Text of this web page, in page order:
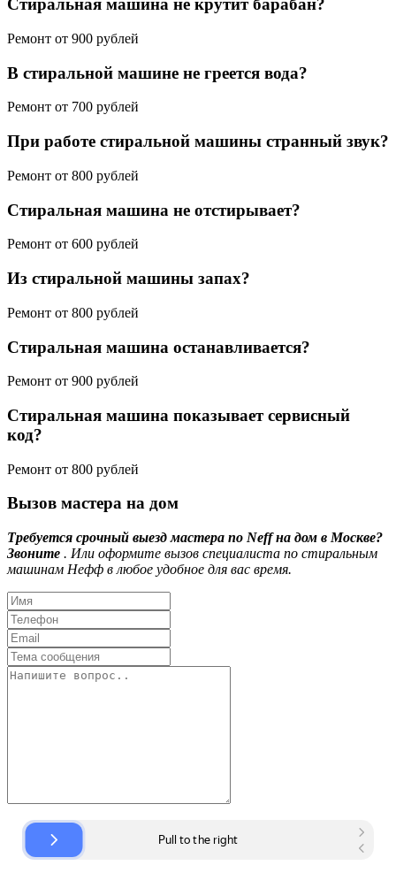
Стиральная машина не крутит барабан?
Ремонт от 900 рублей
В стиральной машине не греется вода?
Ремонт от 700 рублей
При работе стиральной машины странный звук?
Ремонт от 800 рублей
Стиральная машина не отстирывает?
Ремонт от 600 рублей
Из стиральной машины запах?
Ремонт от 800 рублей
Стиральная машина останавливается?
Ремонт от 900 рублей
Стиральная машина показывает сервисный
код?
Ремонт от 800 рублей
Вызов мастера на дом
Требуется срочный выезд мастера по Neff на дом в Москве?
Звоните . Или оформите вызов специалиста по стиральным
машинам Нефф в любое удобное для вас время.